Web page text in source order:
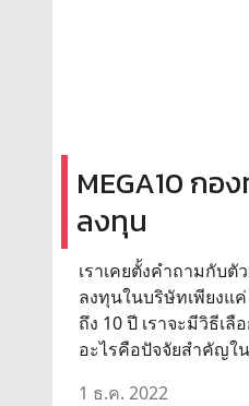
MEGA10 กอ
ลงทุน
เราเคยตั้งคำถามกับตั
ลงทุนในบริษัทเพียงแ
ถึง 10 ปี เราจะมีวิธีเ
อะไรคือปัจจัยสำคัญใ
1 ธ.ค. 2022